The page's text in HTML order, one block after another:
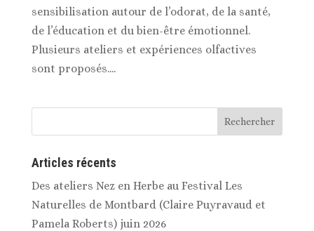
sensibilisation autour de l’odorat, de la santé,
de l’éducation et du bien-être émotionnel.
Plusieurs ateliers et expériences olfactives
sont proposés....
Articles récents
Des ateliers Nez en Herbe au Festival Les
Naturelles de Montbard (Claire Puyravaud et
Pamela Roberts) juin 2026